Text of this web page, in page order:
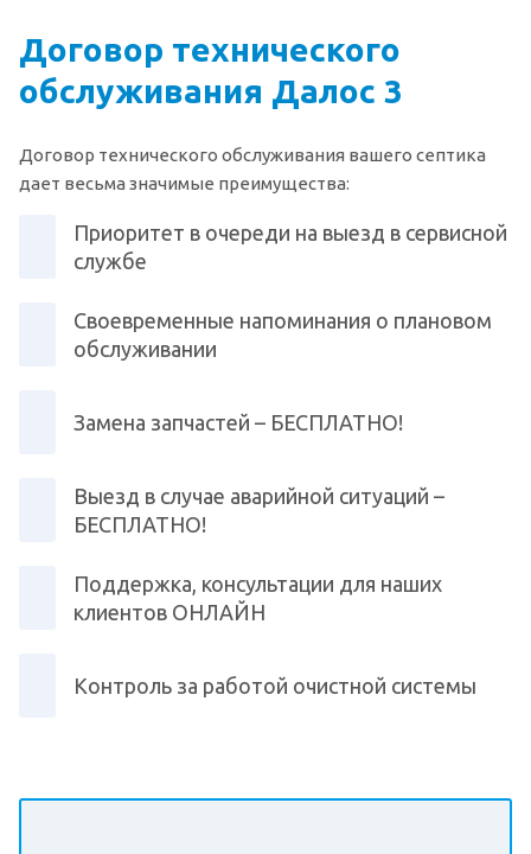
Договор технического
обслуживания Далос 3
Договор технического обслуживания вашего септика
дает весьма значимые преимущества:
Приоритет в очереди на выезд в сервисной
службе
Своевременные напоминания о плановом
обслуживании
Замена запчастей – БЕСПЛАТНО!
Выезд в случае аварийной ситуаций –
БЕСПЛАТНО!
Поддержка, консультации для наших
клиентов ОНЛАЙН
Контроль за работой очистной системы